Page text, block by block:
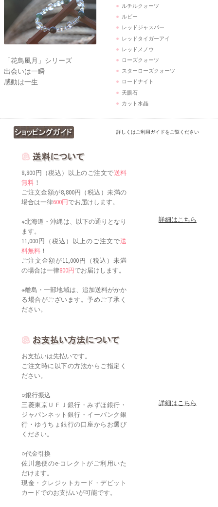
「花鳥風月」シリーズ
出会いは一瞬
感動は一生
ルチルクォーツ
ルビー
レッドジャスパー
レッドタイガーアイ
レッドメノウ
ローズクォーツ
スターローズクォーツ
ロードナイト
天眼石
カット水晶
詳しくはご利用ガイドをご覧ください
8,800円（税込）以上のご注文で送料
無料 ！
ご注文金額が8,800円（税込）未満の
場合は一律600円でお届けします。
※北海道・沖縄は、以下の通りとなり
ます。
11,000円（税込）以上のご注文で送
料無料 ！
ご注文金額が11,000円（税込）未満
の場合は一律800円でお届けします。
※離島・一部地域は、追加送料がかか
る場合がございます。予めご了承く
ださい。
詳細はこちら
お支払いは先払いです。
ご注文時に以下の方法からご指定く
ださい。
○銀行振込
三菱東京ＵＦＪ銀行・みずほ銀行・
ジャパンネット銀行・イーバンク銀
行・ゆうちょ銀行の口座からお選び
ください。
○代金引換
佐川急便のe-コレクトがご利用いた
だけます。
現金・クレジットカード・デビット
カードでのお支払いが可能です。
詳細はこちら